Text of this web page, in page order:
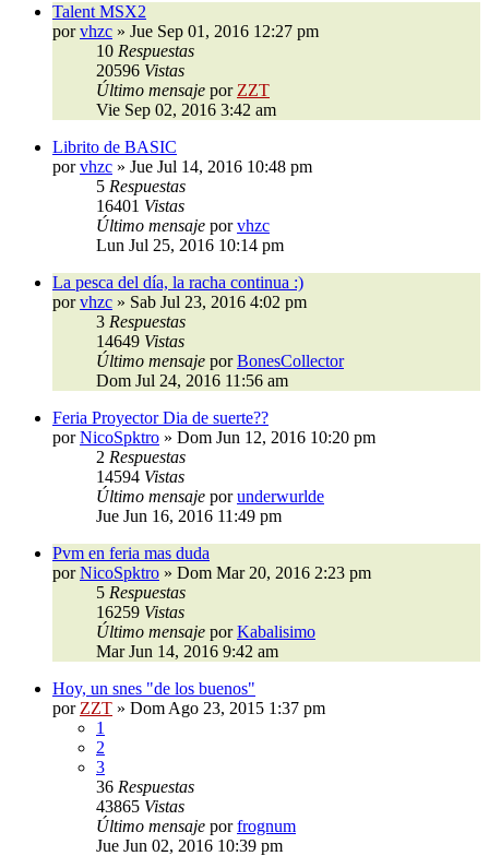
Talent MSX2
porvhzc » Jue Sep 01, 2016 12:27 pm
10 Respuestas
20596 Vistas
Último mensaje por ZZT
Vie Sep 02, 2016 3:42 am
Librito de BASIC
porvhzc » Jue Jul 14, 2016 10:48 pm
5 Respuestas
16401 Vistas
Último mensaje porvhzc
Lun Jul 25, 2016 10:14 pm
La pesca del día, la racha continua :)
porvhzc » Sab Jul 23, 2016 4:02 pm
3 Respuestas
14649 Vistas
Último mensaje porBonesCollector
Dom Jul 24, 2016 11:56 am
Feria Proyector Dia de suerte??
porNicoSpktro » Dom Jun 12, 2016 10:20 pm
2 Respuestas
14594 Vistas
Último mensaje porunderwurlde
Jue Jun 16, 2016 11:49 pm
Pvm en feria mas duda
porNicoSpktro » Dom Mar 20, 2016 2:23 pm
5 Respuestas
16259 Vistas
Último mensaje porKabalisimo
Mar Jun 14, 2016 9:42 am
Hoy, un snes "de los buenos"
por ZZT » Dom Ago 23, 2015 1:37 pm
1
2
3
36 Respuestas
43865 Vistas
Último mensaje porfrognum
Jue Jun 02, 2016 10:39 pm